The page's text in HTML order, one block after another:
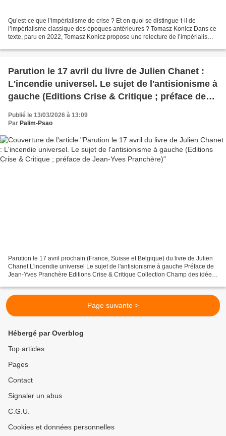
Qu’est-ce que l’impérialisme de crise ? Et en quoi se distingue-t-il de
l’impérialisme classique des époques antérieures ? Tomasz Konicz Dans ce
texte, paru en 2022, Tomasz Konicz propose une relecture de l’impérialisme
Parution le 17 avril du livre de Julien Chanet :
L'incendie universel. Le sujet de l'antisionisme à
gauche (Editions Crise & Critique ; préface de
Jean-Yves Pranchère)
Publié le 13/03/2026 à 13:09
Par Palim-Psao
Parution le 17 avril prochain (France, Suisse et Belgique) du livre de Julien
Chanet L'incendie universel Le sujet de l'antisionisme à gauche Préface de
Jean-Yves Pranchère Editions Crise & Critique Collection Champ des idées
Page suivante >
Hébergé par Overblog
Top articles
Pages
Contact
Signaler un abus
C.G.U.
Cookies et données personnelles